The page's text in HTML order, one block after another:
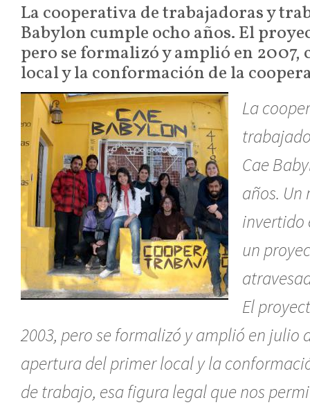
La cooperativa de trabajadoras y
Babylon cumple ocho años. El
pero se formalizó y amplió en 2007,
local y la conformación de la
La
Cae
años.
invertido
un
El
2003, pero se formalizó y amplió en julio
apertura del primer local y la
de trabajo, esa figura legal que nos